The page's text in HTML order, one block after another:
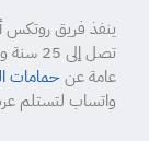
ينفذ فريق روتكس
تصل
عامة عنحمامات
واتساب لتستلم